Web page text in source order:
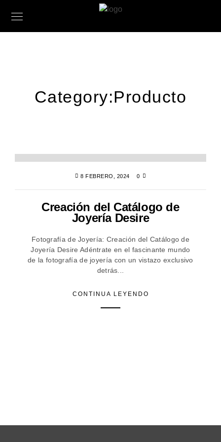
Category:Producto
8 FEBRERO, 2024 0
Creación del Catálogo de
Joyería Desire
Fotografía de Joyería: Creación del Catálogo de
Joyería Desire Adéntrate en el fascinante mundo
de la fotografía de joyería con un vistazo exclusivo
detrás...
CONTINUA LEYENDO